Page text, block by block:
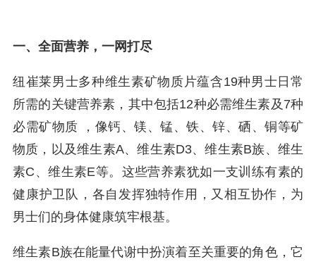
一、全面营养，一网打尽
纽崔莱男士多种维生素矿物质片蕴含19种男士日常
所需的关键营养素，其中包括12种必需维生素及7种
必需矿物质 ，像钙、镁、锰、铁、锌、硒、铜等矿
物质，以及维生素A、维生素D3、维生素B族、维生
素C、维生素E等。这些营养素犹如一支训练有素的
健康护卫队，各自发挥独特作用，又相互协作，为
男士们的身体健康筑牢根基。
维生素B族在能量代谢中扮演着至关重要的角色，它